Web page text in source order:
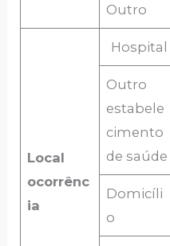
Outro
Local
ocorrênc
ia
Hospital
Outro
estabele
cimento
de saúde
Domicíli
o